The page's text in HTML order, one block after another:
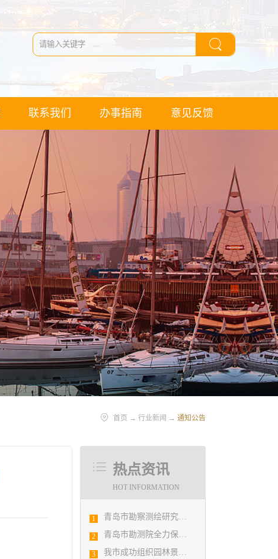
联系我们 办事指南 意见反馈
首页 → 行业新闻 → 通知公告
热点资讯
HOT INFORMATION
1 青岛市勘察测绘研究院参加第29届国际制图大会并荣获3项国际大奖
2 青岛市勘测院全力保障自然灾害普查区县级质检汇交工作
3 我市成功组织园林景观设计创意职业技能竞赛